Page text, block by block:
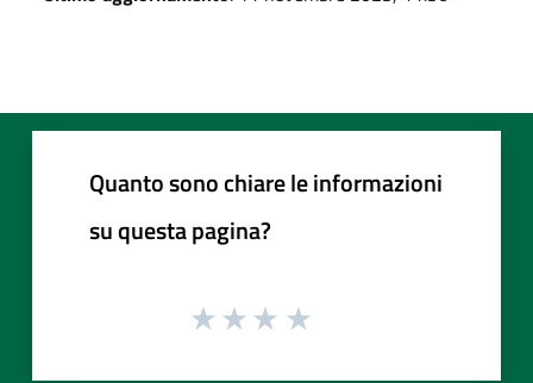
Quanto sono chiare le informazioni
su questa pagina?